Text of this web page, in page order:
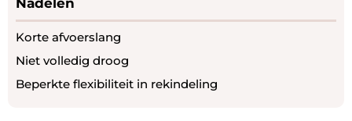
Korte afvoerslang
Niet volledig droog
Beperkte flexibiliteit in rekindeling